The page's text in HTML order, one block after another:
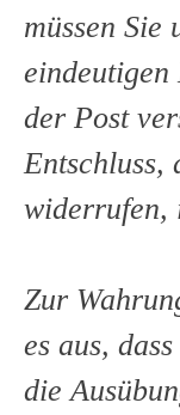
müssen Sie
der Post
Entschluss,
widerrufen,
Zur
es aus,
die